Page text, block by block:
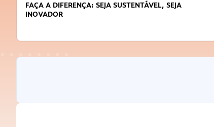
FAÇA A DIFERENÇA: SEJA SUSTENTÁVEL, SEJA
INOVADOR